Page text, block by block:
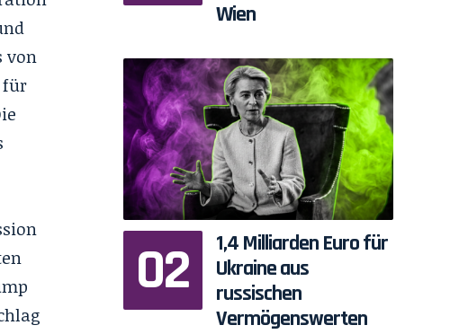
von
für
Wien
1,4 Milliarden Euro für
Ukraine aus
russischen
Vermögenswerten